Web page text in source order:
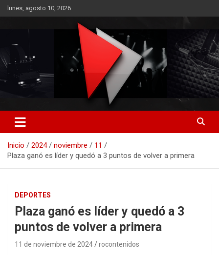
Saltar
al
lunes, agosto 10, 2026
RO CONTENIDOS
Inicio 2024 noviembre
11
Plaza ganó es líder y quedó a 3 puntos de volver a primera
DEPORTES
Plaza ganó es líder y quedó a 3
puntos de volver a primera
11 de noviembre de 2024 rocontenidos